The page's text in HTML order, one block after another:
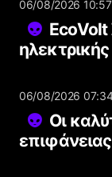
06/08/2026 10:57
EcoVolt
06/08/2026
Οι